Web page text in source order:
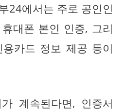
24에서는 주로 공인인
대폰 본인 인증, 그리
카드 정보 제공 등이
계속된다면, 인증서